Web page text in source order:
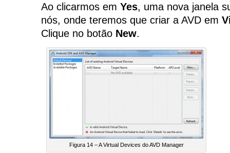
Ao clicarmos em Yes, uma nova janela
nós, onde teremos que criar a AVD em
Clique no botão New.
Figura 14 – A Virtual Devices do AVD Manager